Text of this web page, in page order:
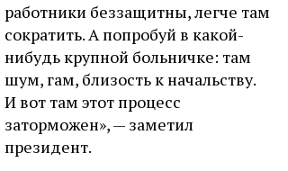
работники беззащитны, легче там
сократить. А попробуй в какой-
нибудь крупной больничке: там
шум, гам, близость к начальству.
И вот там этот процесс
заторможен», — заметил
президент.